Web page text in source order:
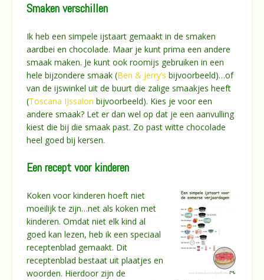
Smaken verschillen
Ik heb een simpele ijstaart gemaakt in de smaken
aardbei en chocolade. Maar je kunt prima een andere
smaak maken. Je kunt ook roomijs gebruiken in een
hele bijzondere smaak (Ben & Jerry’s bijvoorbeeld)…of
van de ijswinkel uit de buurt die zalige smaakjes heeft
(Toscana IJssalon bijvoorbeeld). Kies je voor een
andere smaak? Let er dan wel op dat je een aanvulling
kiest die bij die smaak past. Zo past witte chocolade
heel goed bij kersen.
Een recept voor kinderen
Koken voor kinderen hoeft niet
moeilijk te zijn…net als koken met
kinderen. Omdat niet elk kind al
goed kan lezen, heb ik een speciaal
receptenblad gemaakt. Dit
receptenblad bestaat uit plaatjes en
woorden. Hierdoor zijn de